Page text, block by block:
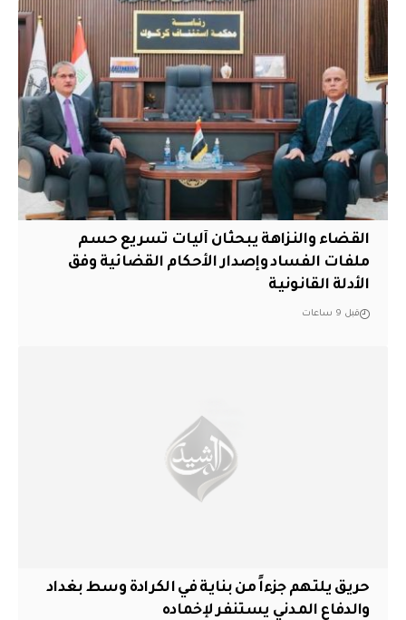
القضاء والنزاهة يبحثان آليات تسريع حسم
ملفات الفساد وإصدار الأحكام القضائية وفق
الأدلة القانونية
قبل 9 ساعات
حريق يلتهم جزءاً من بناية في الكرادة وسط بغداد
والدفاع المدني يستنفر لإخماده